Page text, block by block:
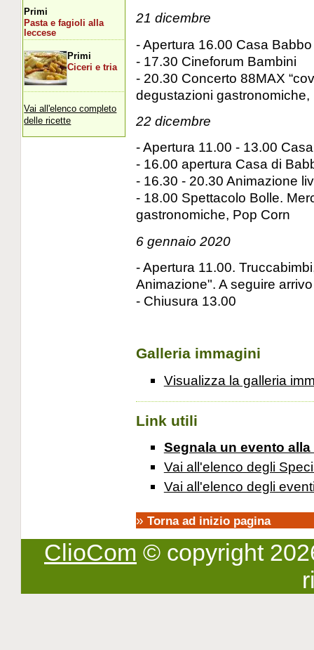
21 dicembre
- Apertura 16.00 Casa
- 17.30 Cineforum Bambini
- 20.30 Concerto 88MAX
degustazioni gastronomiche,
22 dicembre
- Apertura 11.00 - 13.00
- 16.00 apertura Casa di
- 16.30 - 20.30 Animazione
- 18.00 Spettacolo Bolle.
gastronomiche, Pop Corn
6 gennaio 2020
- Apertura 11.00.
Animazione". A seguire
- Chiusura 13.00
Galleria immagini
Visualizza la galleria
Link utili
Segnala un evento
Vai all'elenco degli
Vai all'elenco degli
» Torna ad inizio pagina
Primi
Pasta e fagioli alla
leccese
Primi
Ciceri e tria
Vai all'elenco completo
delle ricette
ClioCom © copyright